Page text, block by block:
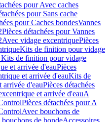
pour Avec caches
pour Sans cache
pour Caches bondesVannes
Pièces détachées pour Vannes
Avec vidage excentriquePièces
Kits de finition pour vidage
Kits de finition pour vidage
et arrivée d'eauPièces
et arrivée d'eauKits de
d'eauPièces détachées
et arrivée d'eauA
Pièces détachées pour A
Avec bouchons de
de bondeAccessoires